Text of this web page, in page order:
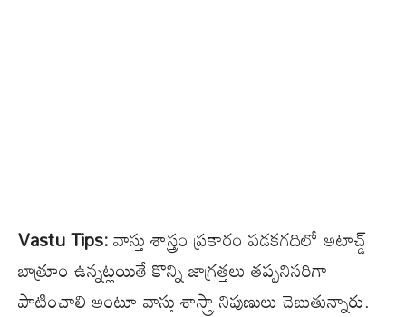
Vastu Tips:వాస్తు శాస్త్రం ప్రకారం పడకగదిలో అటాచ్డ్
బాత్రూం ఉన్నట్లయితే కొన్ని జాగ్రత్తలు తప్పనిసరిగా
పాటించాలి అంటూ వాస్తు శాస్త్రా నిపుణులు చెబుతున్నారు.